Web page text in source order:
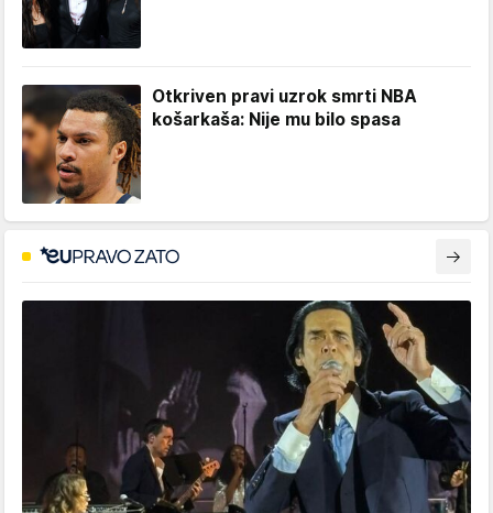
Otkriven pravi uzrok smrti NBA
košarkaša: Nije mu bilo spasa